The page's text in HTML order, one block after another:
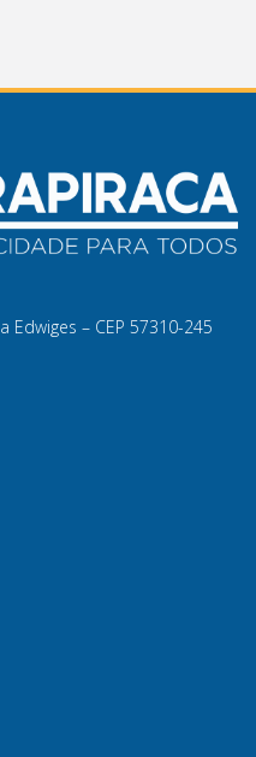
Edwiges – CEP 57310-245